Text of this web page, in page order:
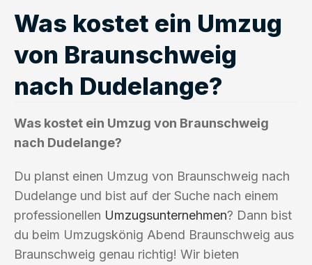
Was kostet ein Umzug
von Braunschweig
nach Dudelange?
Was kostet ein Umzug von Braunschweig
nach Dudelange?
Du planst einen Umzug von Braunschweig nach
Dudelange und bist auf der Suche nach einem
professionellen Umzugsunternehmen? Dann bist
du beim Umzugskönig Abend Braunschweig aus
Braunschweig genau richtig! Wir bieten